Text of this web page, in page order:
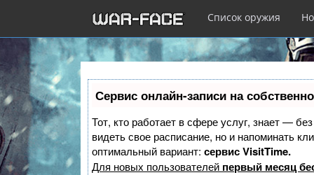
Перейти
к
основному
содержанию
Список оружия
Сервис онлайн-записи на
Тот, кто работает в сфере услуг, знает —
видеть свое расписание, но и напоминать
оптимальный вариант: сервис VisitTime.
Для новых пользователей первый месяц